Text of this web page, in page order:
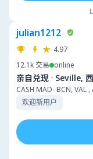
julian1212
4.97
12.1k交易 online
亲自兑现 · Seville,
CASH MAD- BCN, VAL ,
欢迎新用户